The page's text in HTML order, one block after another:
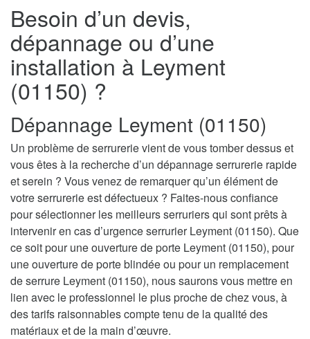
Besoin d’un devis,
dépannage ou d’une
installation à Leyment
(01150) ?
Dépannage Leyment (01150)
Un problème de serrurerie vient de vous tomber dessus et
vous êtes à la recherche d’un dépannage serrurerie rapide
et serein ? Vous venez de remarquer qu’un élément de
votre serrurerie est défectueux ? Faites-nous confiance
pour sélectionner les meilleurs serruriers qui sont prêts à
intervenir en cas d’urgence serrurier Leyment (01150). Que
ce soit pour une ouverture de porte Leyment (01150), pour
une ouverture de porte blindée ou pour un remplacement
de serrure Leyment (01150), nous saurons vous mettre en
lien avec le professionnel le plus proche de chez vous, à
des tarifs raisonnables compte tenu de la qualité des
matériaux et de la main d’œuvre.